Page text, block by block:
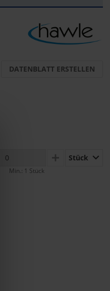
DATENBLATT ERSTELLEN
PLUSStück
Min.: 1 Stück